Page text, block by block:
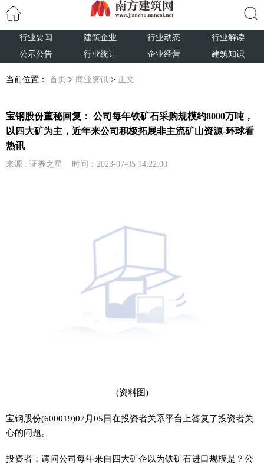
行业要闻 建筑企业 行业动态
行业解读
公示公告
行业统计 企业经营 建筑知识
当前位置： 首页 > 商业资讯 > 正文
宝钢股份董秘回复： 公司每年铁矿石采购规模约8000万吨，
以四大矿为主，近年来公司积极拓展非主流矿山资源-环球看
热讯
来源 : 证券之星 时间：2023-07-05 14:22:00
(资料图)
宝钢股份(600019)07月05日在投资者关系平台上答复了投资者关
心的问题。
投资者：请问公司每年来自四大矿企以为铁矿石进口规模是？公